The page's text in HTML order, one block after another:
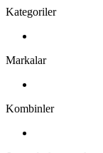
Kategoriler
Markalar
Kombinler